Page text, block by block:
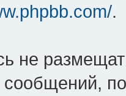
.
не
сообщений,